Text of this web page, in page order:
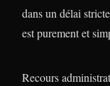
dans un délai
est purement et
Recours